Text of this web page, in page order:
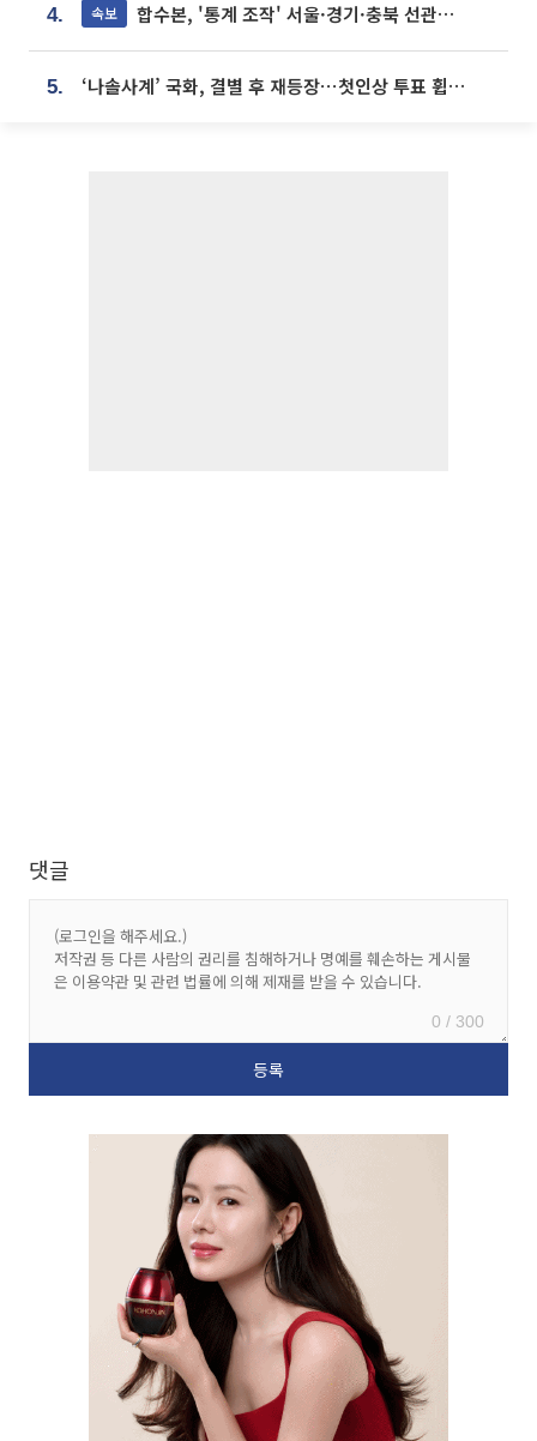
4. 속보 합수본, '통계 조작' 서울·경기·충북 선관위 등 추가 압수수색
5. ‘나솔사계’ 국화, 결별 후 재등장⋯첫인상 투표 휩쓸고 ‘인기녀’ 등극
댓글
0 / 300